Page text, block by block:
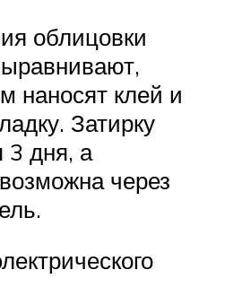
облицовки
наносят клей и
Затирку
3 дня, а
через